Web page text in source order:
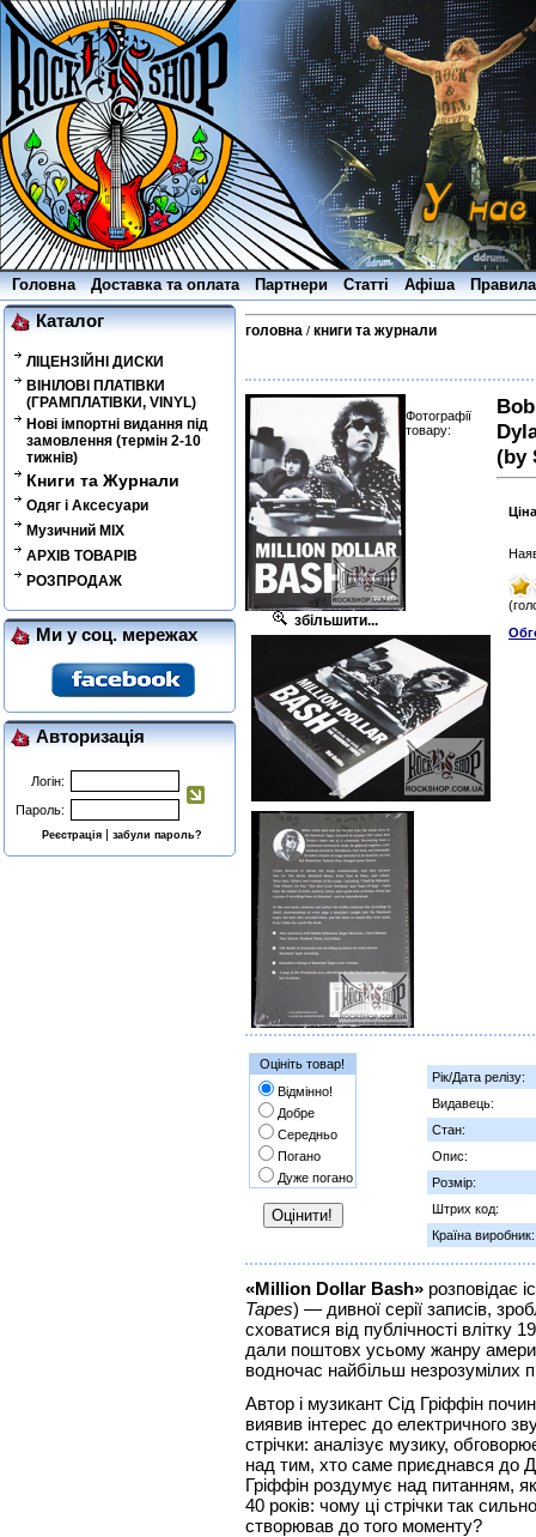
Головна Доставка та оплата Партнери Статті Афіша
Каталог
ЛІЦЕНЗІЙНІ ДИСКИ
ВІНІЛОВІ ПЛАТІВКИ
(ГРАМПЛАТІВКИ, VINYL)
Нові імпортні видання під
замовлення (термін 2-10
тижнів)
Книги та Журнали
Одяг і Аксесуари
Музичний MIX
АРХІВ ТОВАРІВ
РОЗПРОДАЖ
Ми у соц. мережах
Авторизація
Логін:
Пароль:
Реєстрація |забули пароль?
головна / книги та журнали
збільшити...
Фотографії
товару:
(by
Оцініть товар!
Відмінно!
Добре
Середньо
Погано
Дуже погано
Рік/Дата релізу:
Видавець:
Стан:
Опис:
Розмір:
Штрих код:
Країна виробник:
«Million Dollar Bash» розповідає
Tapes) — дивної серії записів,
сховатися від публічності влітку
дали поштовх усьому жанру
водночас найбільш незрозумілих
Автор і музикант Сід Гріффін
виявив інтерес до електричного
стрічки: аналізує музику,
над тим, хто саме приєднався до
Гріффін роздумує над питанням,
40 років: чому ці стрічки так
створював до того моменту?